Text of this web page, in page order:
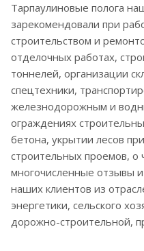
Тарпаулиновые полога
зарекомендовали при
строительством и
отделочных работах,
тоннелей, организации
спецтехники,
железнодорожным и
ограждениях
бетона, укрытии лесов
строительных проемов, о
многочисленные отзывы
наших клиентов из
энергетики, сельского
дорожно-строительной,